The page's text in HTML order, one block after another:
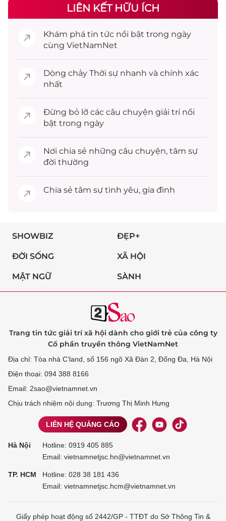
LIÊN KẾT HỮU ÍCH
Khám phá tin tức nổi bật trong ngày
cùng VietNamNet
Dòng chảy Thời sự nhanh và chính xác
nhất
Đừng bỏ lỡ các câu chuyện giải trínổi
bật trong ngày
Nơi chia sẻ những câu chuyện, tâm sự
đời thường
Chia sẻ tâm sự tình yêu, gia đình
SHOWBIZ ĐẸP+
ĐỜI SỐNG XÃ HỘI
MẬT NGỮ SÀNH
Trang tin tức giải trí xã hội dành cho giới trẻ của công ty
Cổ phần truyền thông VietNamNet
Địa chỉ: Tòa nhà C’land, số 156 ngõ Xã Đàn 2, Đống Đa, Hà Nội
Điện thoại: 094 388 8166
Email: 2sao@vietnamnet.vn
Chịu trách nhiệm nội dung: Trương Thị Minh Hưng
LIÊN HỆ QUẢNG CÁO
Hà Nội Hotline: 0919 405 885
Email: vietnamnetjsc.hn@vietnamnet.vn
TP. HCM Hotline: 028 38 181 436
Email: vietnamnetjsc.hcm@vietnamnet.vn
Giấy phép hoạt động số 2442/GP - TTĐT do Sở Thông Tin &